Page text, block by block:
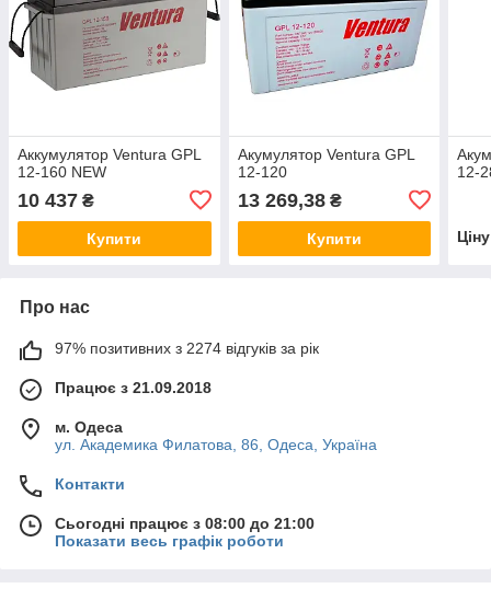
Аккумулятор Ventura GPL
12-160 NEW
10 437 ₴
Купити
Акумулятор Ventura GPL
12-120
13 269,38₴
Купити
12-
Про нас
97% позитивних з 2274 відгуків за рік
Працює з 21.09.2018
м. Одеса
ул. Академика Филатова, 86, Одеса, Україна
Контакти
Сьогодні працює з 08:00 до 21:00
Показати весь графік роботи